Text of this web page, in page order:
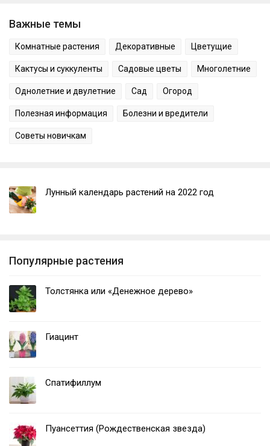
Важные темы
Комнатные растения Декоративные Цветущие
Кактусы и суккуленты Садовые цветы Многолетние
Однолетние и двулетние Сад Огород
Полезная информация Болезни и вредители
Советы новичкам
Лунный календарь растений на 2022 год
Популярные растения
Толстянка или «Денежное дерево»
Гиацинт
Спатифиллум
Пуансеттия (Рождественская звезда)